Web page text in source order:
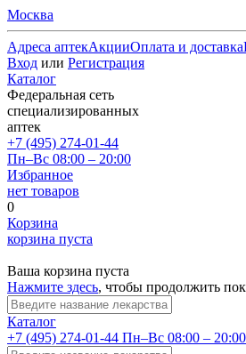
Москва
Адреса аптекАкцииОплата и доставка
Вход или Регистрация
Каталог
Федеральная сеть
специализированных
аптек
+7 (495) 274-01-44
Пн–Вс 08:00 – 20:00
Избранное
нет товаров
0
Корзина
корзина пуста
Ваша корзина пуста
Нажмите здесь, чтобы продолжить
Каталог
+7 (495) 274-01-44 Пн–Вс 08:00 – 20:00